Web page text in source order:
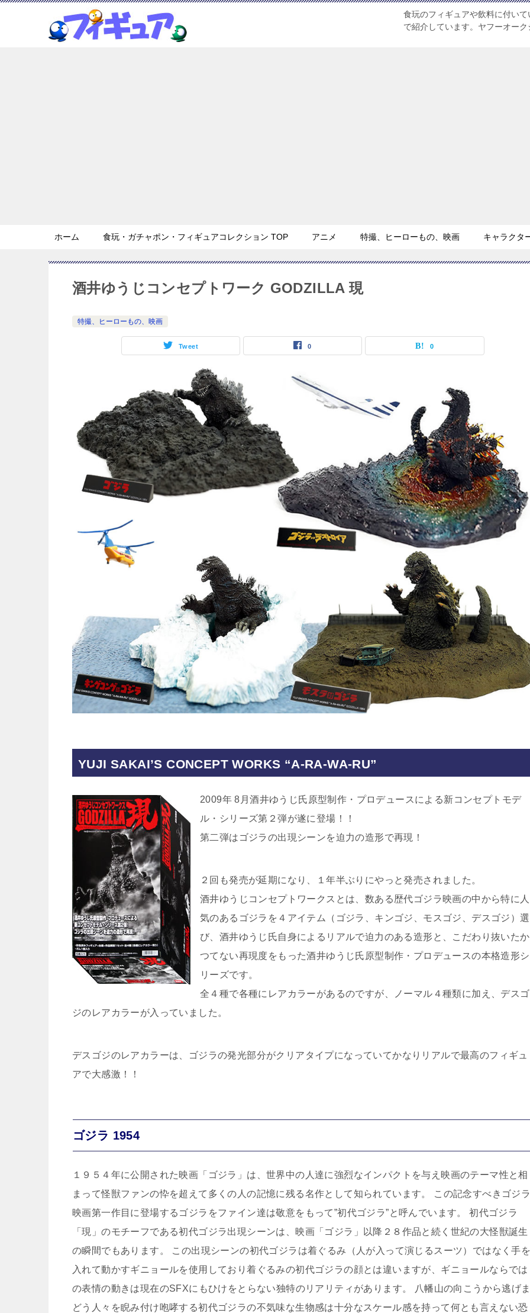
食玩のフィギュアや飲料に付い
で紹介しています。ヤフーオー
ホーム 食玩・ガチャポン・フィギュアコレクション TOP アニメ 特撮、ヒーローもの、映画 キャラクタ
酒井ゆうじコンセプトワーク GODZILLA 現
特撮、ヒーローもの、映画
Tweet 0 0
YUJI SAKAI’S CONCEPT WORKS “A-RA-WA-RU”
2009年 8月酒井ゆうじ氏原型制作・プロデュースによる新コンセプトモデ
ル・シリーズ第２弾が遂に登場！！
第二弾はゴジラの出現シーンを迫力の造形で再現！
２回も発売が延期になり、１年半ぶりにやっと発売されました。
酒井ゆうじコンセプトワークスとは、数ある歴代ゴジラ映画の中から特に人
気のあるゴジラを４アイテム（ゴジラ、キンゴジ、モスゴジ、デスゴジ）選
び、酒井ゆうじ氏自身によるリアルで迫力のある造形と、こだわり抜いたか
つてない再現度をもった酒井ゆうじ氏原型制作・プロデュースの本格造形シ
リーズです。
全４種で各種にレアカラーがあるのですが、ノーマル４種類に加え、デスゴ
ジのレアカラーが入っていました。
デスゴジのレアカラーは、ゴジラの発光部分がクリアタイプになっていてかなりリアルで最高のフィギュ
アで大感激！！
ゴジラ 1954
１９５４年に公開された映画「ゴジラ」は、世界中の人達に強烈なインパクトを与え映画のテーマ性と相
まって怪獣ファンの忰を超えて多くの人の記憶に残る名作として知られています。 この記念すべきゴジ
映画第一作目に登場するゴジラをファイン達は敬意をもって”初代ゴジラ”と呼んでいます。 初代ゴジラ
「現」のモチーフである初代ゴジラ出現シーンは、映画「ゴジラ」以降２８作品と続く世紀の大怪獣誕生
の瞬間でもあります。 この出現シーンの初代ゴジラは着ぐるみ（人が入って演じるスーツ）ではなく手
入れて動かすギニョールを使用しており着ぐるみの初代ゴジラの顔とは違いますが、ギニョールならでは
の表情の動きは現在のSFXにもひけをとらない独特のリアリティがあります。 八幡山の向こうから逃げ
どう人々を睨み付け咆哮する初代ゴジラの不気味な生物感は十分なスケール感を持って何とも言えない恐